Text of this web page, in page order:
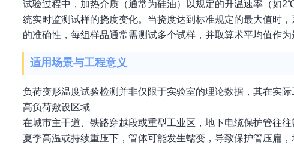
试验过程中，加热介质（通常为硅油）以规定的升温速率（如
统实时监测试样的挠度变化。当挠度达到标准规定的最大值时
的准确性，每组样品通常需测试多个试样，并取算术平均值作为
适用场景与工程意义
负荷变形温度试验检测并非仅限于实验室的理论数据，其在实际
高负荷敷设区域
在城市主干道、铁路穿越段或重型工业区，地下电缆保护管往
夏季高温或持续重压下，管体可能发生蠕变，导致保护管压扁